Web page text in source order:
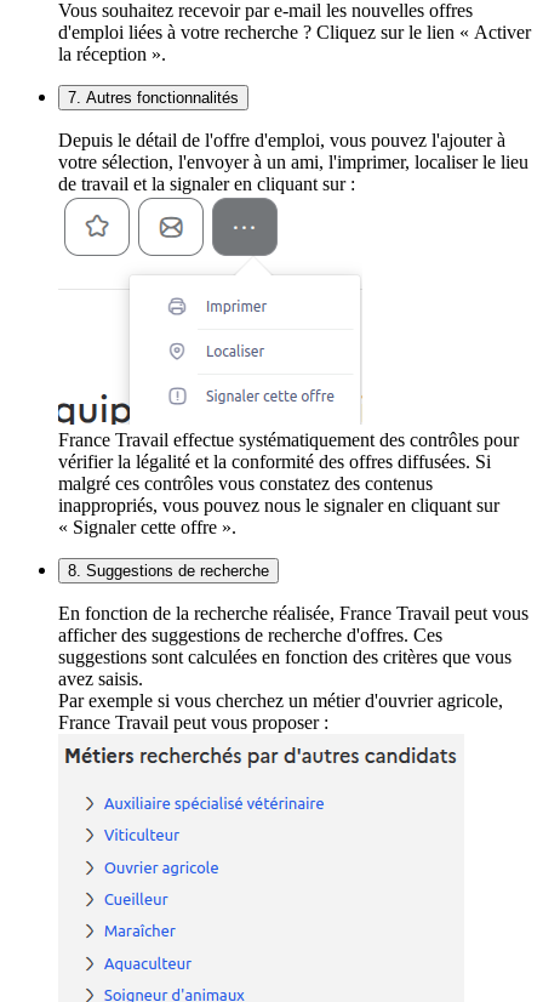
Vous souhaitez recevoir par e-mail les nouvelles offres
d'emploi liées à votre recherche ? Cliquez sur le lien « Activer
la réception ».
7. Autres fonctionnalités
Depuis le détail de l'offre d'emploi, vous pouvez l'ajouter à
votre sélection, l'envoyer à un ami, l'imprimer, localiser le lieu
de travail et la signaler en cliquant sur :
France Travail effectue systématiquement des contrôles pour
vérifier la légalité et la conformité des offres diffusées. Si
malgré ces contrôles vous constatez des contenus
inappropriés, vous pouvez nous le signaler en cliquant sur
« Signaler cette offre ».
8. Suggestions de recherche
En fonction de la recherche réalisée, France Travail peut vous
afficher des suggestions de recherche d'offres. Ces
suggestions sont calculées en fonction des critères que vous
avez saisis.
Par exemple si vous cherchez un métier d'ouvrier agricole,
France Travail peut vous proposer :